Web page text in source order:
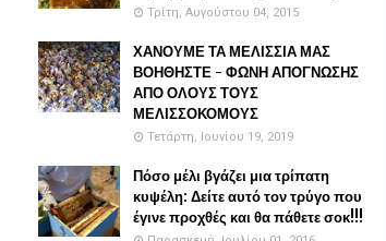
Τρίτη, Αυγούστου 04, 2015
ΧΑΝΟΥΜΕ ΤΑ ΜΕΛΙΣΣΙΑ ΜΑΣ
ΒΟΗΘΗΣΤΕ - ΦΩΝΗ ΑΠΟΓΝΩΣΗΣ
ΑΠΟ ΟΛΟΥΣ ΤΟΥΣ
ΜΕΛΙΣΣΟΚΟΜΟΥΣ
Τετάρτη, Ιουνίου 19, 2019
Πόσο μέλι βγάζει μια τρίπατη
κυψέλη: Δείτε αυτό τον τρύγο που
έγινε προχθές και θα πάθετε σοκ!!!